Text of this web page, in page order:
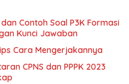
Contoh Soal P3K Formasi
Kunci Jawaban
Cara Mengerjakannya
CPNS dan PPPK 2023